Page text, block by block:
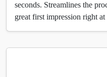
seconds. Streamlines the
great first impression right at